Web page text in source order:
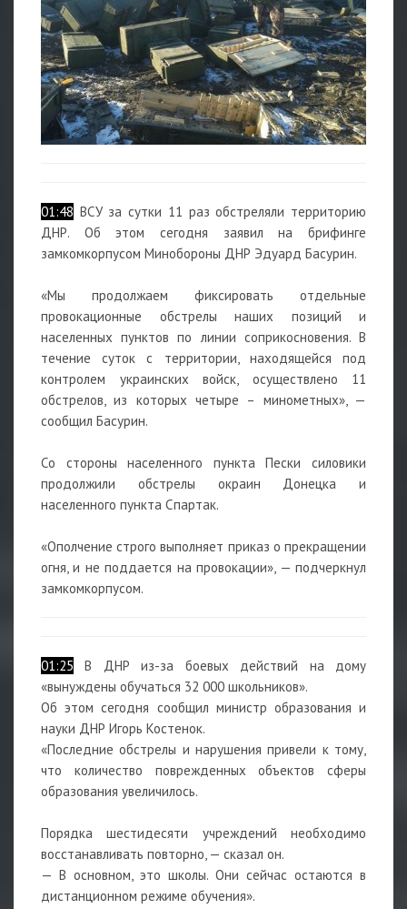
01:48 ВСУ за сутки 11 раз обстреляли территорию
ДНР. Об этом сегодня заявил на брифинге
замкомкорпусом Минобороны ДНР Эдуард Басурин.
«Мы продолжаем фиксировать отдельные
провокационные обстрелы наших позиций и
населенных пунктов по линии соприкосновения. В
течение суток с территории, находящейся под
контролем украинских войск, осуществлено 11
обстрелов, из которых четыре – минометных», —
сообщил Басурин.
Со стороны населенного пункта Пески силовики
продолжили обстрелы окраин Донецка и
населенного пункта Спартак.
«Ополчение строго выполняет приказ о прекращении
огня, и не поддается на провокации», — подчеркнул
замкомкорпусом.
01:25 В ДНР из-за боевых действий на дому
«вынуждены обучаться 32 000 школьников».
Об этом сегодня сообщил министр образования и
науки ДНР Игорь Костенок.
«Последние обстрелы и нарушения привели к тому,
что количество поврежденных объектов сферы
образования увеличилось.
Порядка шестидесяти учреждений необходимо
восстанавливать повторно, — сказал он.
— В основном, это школы. Они сейчас остаются в
дистанционном режиме обучения».